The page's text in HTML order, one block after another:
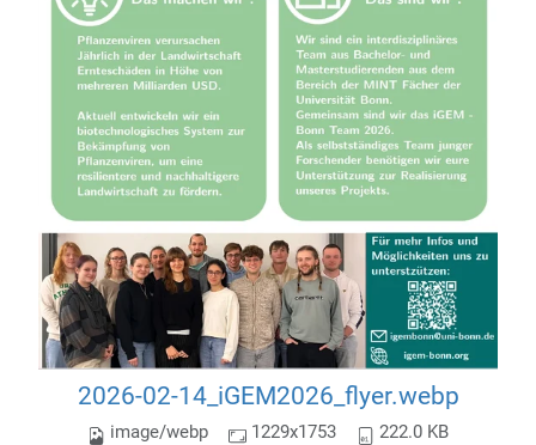
2026-02-14_iGEM2026_flyer.webp
image/webp 1229x1753 222.0 KB